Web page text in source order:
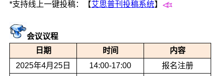
*支持线上一键投稿：【艾思普刊投稿系统】
会议议程
日期
时间
内容
2025年4月25日
14:00-17:00 报名注册